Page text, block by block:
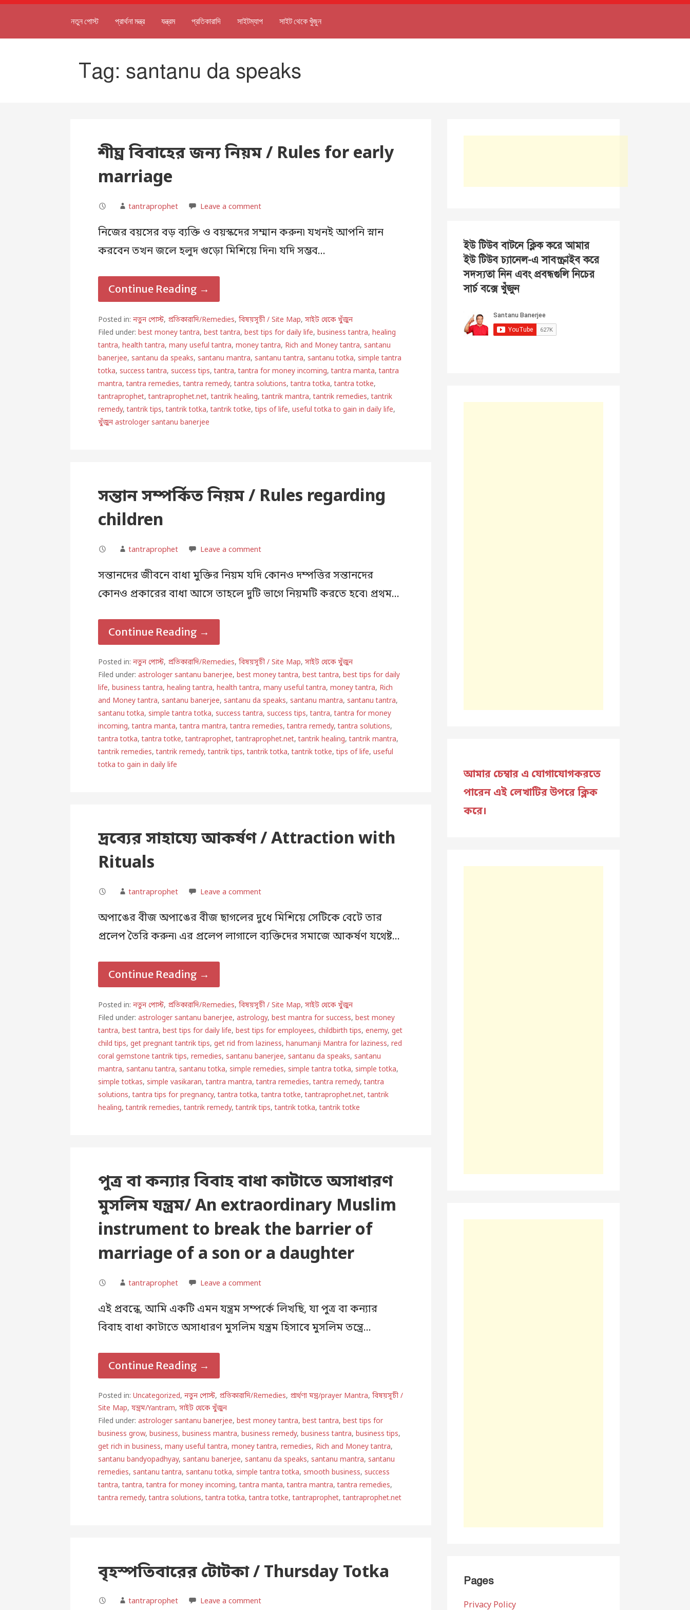
নতুন পোস্ট প্রার্থনা মন্ত্র যন্ত্রম প্রতিকারাদি সাইটম্যাপ সাইট থেকে খুঁজুন
Tag: santanu da speaks
শীঘ্র বিবাহের জন্য নিয়ম / Rules for early
marriage
tantraprophet Leave a comment
নিজের বয়সের বড় ব্যক্তি ও বয়স্কদের সম্মান করুন৷ যখনই আপনি স্নান
করবেন তখন জলে হলুদ গুড়ো মিশিয়ে দিন৷ যদি সম্ভব…
Continue Reading →
Posted in:নতুন পোস্ট, প্রতিকারাদি/Remedies,বিষয়সূচী / Site Map,সাইট থেকে খুঁজুন
Filed under:best money tantra,best tantra,best tips for daily life,business tantra,healing
tantra,health tantra,many useful tantra,money tantra, Rich and Money tantra, santanu
banerjee, santanu da speaks, santanu mantra, santanu tantra, santanu totka, simple tantra
totka, success tantra, success tips,tantra,tantra for money incoming,tantra manta,tantra
mantra,tantra remedies,tantra remedy,tantra solutions,tantra totka,tantra totke,
tantraprophet,tantraprophet.net,tantrik healing,tantrik mantra,tantrik remedies,tantrik
remedy,tantrik tips,tantrik totka,tantrik totke,tips of life,useful totka to gain in daily life,
খুঁজুন astrologer santanu banerjee
সন্তান সম্পর্কিত নিয়ম / Rules regarding
children
tantraprophet Leave a comment
সন্তানদের জীবনে বাধা মুক্তির নিয়ম যদি কোনও দম্পত্তির সন্তানদের
কোনও প্রকারের বাধা আসে তাহলে দুটি ভাগে নিয়মটি করতে হবে৷ প্রথম…
Continue Reading →
Posted in:নতুন পোস্ট, প্রতিকারাদি/Remedies,বিষয়সূচী / Site Map,সাইট থেকে খুঁজুন
Filed under:astrologer santanu banerjee,best money tantra,best tantra,best tips for daily
life,business tantra,healing tantra,health tantra,many useful tantra,money tantra, Rich
and Money tantra, santanu banerjee, santanu da speaks, santanu mantra, santanu tantra,
santanu totka, simple tantra totka, success tantra, success tips,tantra,tantra for money
incoming,tantra manta,tantra mantra,tantra remedies,tantra remedy,tantra solutions,
tantra totka,tantra totke,tantraprophet,tantraprophet.net,tantrik healing,tantrik mantra,
tantrik remedies,tantrik remedy,tantrik tips,tantrik totka,tantrik totke,tips of life,useful
totka to gain in daily life
দ্রব্যের সাহায্যে আকর্ষণ / Attraction with
Rituals
tantraprophet Leave a comment
অপাঙের বীজ অপাঙের বীজ ছাগলের দুধে মিশিয়ে সেটিকে বেটে তার
প্রলেপ তৈরি করুন৷ এর প্রলেপ লাগালে ব্যক্তিদের সমাজে আকর্ষণ যথেষ্ট…
Continue Reading →
Posted in:নতুন পোস্ট, প্রতিকারাদি/Remedies,বিষয়সূচী / Site Map,সাইট থেকে খুঁজুন
Filed under:astrologer santanu banerjee,astrology,best mantra for success,best money
tantra,best tantra,best tips for daily life,best tips for employees,childbirth tips,enemy,get
child tips,get pregnant tantrik tips,get rid from laziness,hanumanji Mantra for laziness,red
coral gemstone tantrik tips,remedies, santanu banerjee, santanu da speaks, santanu
mantra, santanu tantra, santanu totka, simple remedies, simple tantra totka, simple totka,
simple totkas, simple vasikaran,tantra mantra,tantra remedies,tantra remedy,tantra
solutions,tantra tips for pregnancy,tantra totka,tantra totke,tantraprophet.net,tantrik
healing,tantrik remedies,tantrik remedy,tantrik tips,tantrik totka,tantrik totke
পুত্র বা কন্যার বিবাহ বাধা কাটাতে অসাধারণ
মুসলিম যন্ত্রম/ An extraordinary Muslim
instrument to break the barrier of
marriage of a son or a daughter
tantraprophet Leave a comment
এই প্রবন্ধে, আমি একটি এমন যন্ত্রম সম্পর্কে লিখছি, যা পুত্র বা কন্যার
বিবাহ বাধা কাটাতে অসাধারণ মুসলিম যন্ত্রম হিসাবে মুসলিম তন্ত্রে…
Continue Reading →
Posted in:Uncategorized,নতুন পোস্ট, প্রতিকারাদি/Remedies, প্রার্থণা মন্ত্র/prayer Mantra,বিষয়সূচী /
Site Map,যন্ত্রম/Yantram,সাইট থেকে খুঁজুন
Filed under:astrologer santanu banerjee,best money tantra,best tantra,best tips for
business grow,business,business mantra,business remedy,business tantra,business tips,
get rich in business,many useful tantra,money tantra,remedies, Rich and Money tantra,
santanu bandyopadhyay, santanu banerjee, santanu da speaks, santanu mantra, santanu
remedies, santanu tantra, santanu totka, simple tantra totka, smooth business, success
tantra,tantra,tantra for money incoming,tantra manta,tantra mantra,tantra remedies,
tantra remedy,tantra solutions,tantra totka,tantra totke,tantraprophet,tantraprophet.net
বৃহস্পতিবারের টোটকা / Thursday Totka
tantraprophet Leave a comment
ইউ টিউব বাটনে ক্লিক করে আমার
ইউ টিউব চ্যানেল-এ সাবস্ক্রাইব করে
সদস্যতা নিন এবং প্রবন্ধগুলি নিচের
সার্চ বক্সে খুঁজুন
আমার চেম্বার এ যোগাযোগকরতে
পারেন এই লেখাটির উপরে ক্লিক
করে।
Pages
Privacy Policy